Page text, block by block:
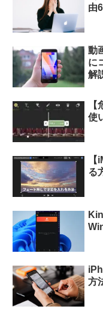
由
動
に
解
使
る
方